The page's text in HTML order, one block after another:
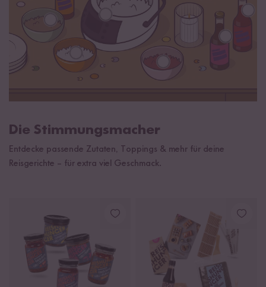
Die Stimmungsmacher
Entdecke passende Zutaten, Toppings & mehr für deine
Reisgerichte – für extra viel Geschmack.